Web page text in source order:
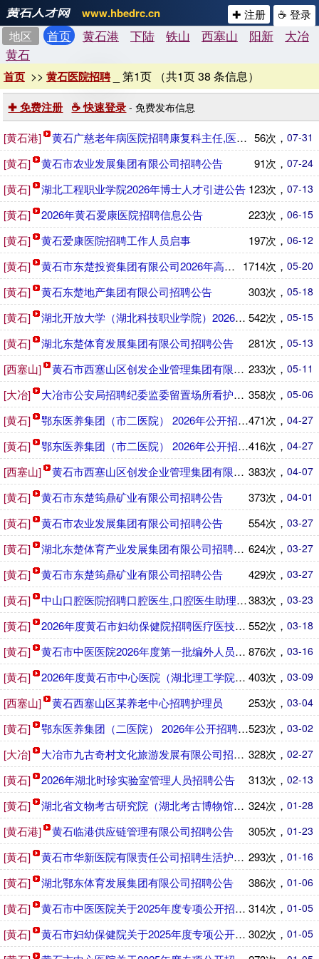
www.hbedrc.cn ☕ 登录
✚ 注册
地区 首页 黄石港 下陆 铁山 西塞山 阳新
大冶
黄石
首页 >> 黄石医院招聘_ 第1页 （共1页 38 条信息）
✚ 免费注册 ☕ 快速登录 - 免费发布信息
07-31
56次，
[黄石港] 黄石广慈老年病医院招聘康复科主任,医生,运营总监
07-24
91次，
[黄石] 黄石市农业发展集团有限公司招聘公告
07-13
123次，
[黄石] 湖北工程职业学院2026年博士人才引进公告
06-15
223次，
[黄石] 2026年黄石爱康医院招聘信息公告
06-12
197次，
[黄石] 黄石爱康医院招聘工作人员启事
05-20
1714次，
[黄石] 黄石市东楚投资集团有限公司2026年高校毕业生招聘公告
05-18
303次，
[黄石] 黄石东楚地产集团有限公司招聘公告
05-15
542次，
[黄石] 湖北开放大学（湖北科技职业学院）2026年人才引进公告
05-13
281次，
[黄石] 湖北东楚体育发展集团有限公司招聘公告
05-11
233次，
[西塞山] 黄石市西塞山区创发企业管理集团有限公司下属管理公司202
05-06
358次，
[大冶] 大冶市公安局招聘纪委监委留置场所看护人员公告
04-27
471次，
[黄石] 鄂东医养集团（市二医院） 2026年公开招聘救护车驾驶员
04-27
416次，
[黄石] 鄂东医养集团（市二医院） 2026年公开招聘工作人员公告
04-07
383次，
[西塞山] 黄石市西塞山区创发企业管理集团有限公司下属管理公司202
04-01
373次，
[黄石] 黄石市东楚筠鼎矿业有限公司招聘公告
03-27
554次，
[黄石] 黄石市农业发展集团有限公司招聘公告
03-27
624次，
[黄石] 湖北东楚体育产业发展集团有限公司招聘公告
03-27
429次，
[黄石] 黄石市东楚筠鼎矿业有限公司招聘公告
03-23
383次，
[黄石] 中山口腔医院招聘口腔医生,口腔医生助理,口腔洁牙师,保洁
03-18
552次，
[黄石] 2026年度黄石市妇幼保健院招聘医疗医技岗位工作人员（第
03-16
876次，
[黄石] 黄石市中医医院2026年度第一批编外人员公开招聘公告
03-09
403次，
[黄石] 2026年度黄石市中心医院（湖北理工学院附属医院） 公开
03-04
253次，
[西塞山] 黄石西塞山区某养老中心招聘护理员
03-02
523次，
[黄石] 鄂东医养集团（二医院） 2026年公开招聘工作人员公告
02-27
328次，
[大冶] 大冶市九古奇村文化旅游发展有限公司招聘公告
02-13
313次，
[黄石] 2026年湖北时珍实验室管理人员招聘公告
01-28
324次，
[黄石] 湖北省文物考古研究院（湖北考古博物馆）2026年招聘派遣
01-23
305次，
[黄石港] 黄石临港供应链管理有限公司招聘公告
01-16
293次，
[黄石] 黄石市华新医院有限责任公司招聘生活护理员
01-06
386次，
[黄石] 湖北鄂东体育发展集团有限公司招聘公告
01-05
314次，
[黄石] 黄石市中医医院关于2025年度专项公开招聘事业编制工作人
01-05
302次，
[黄石] 黄石市妇幼保健院关于2025年度专项公开招聘事业编制工作